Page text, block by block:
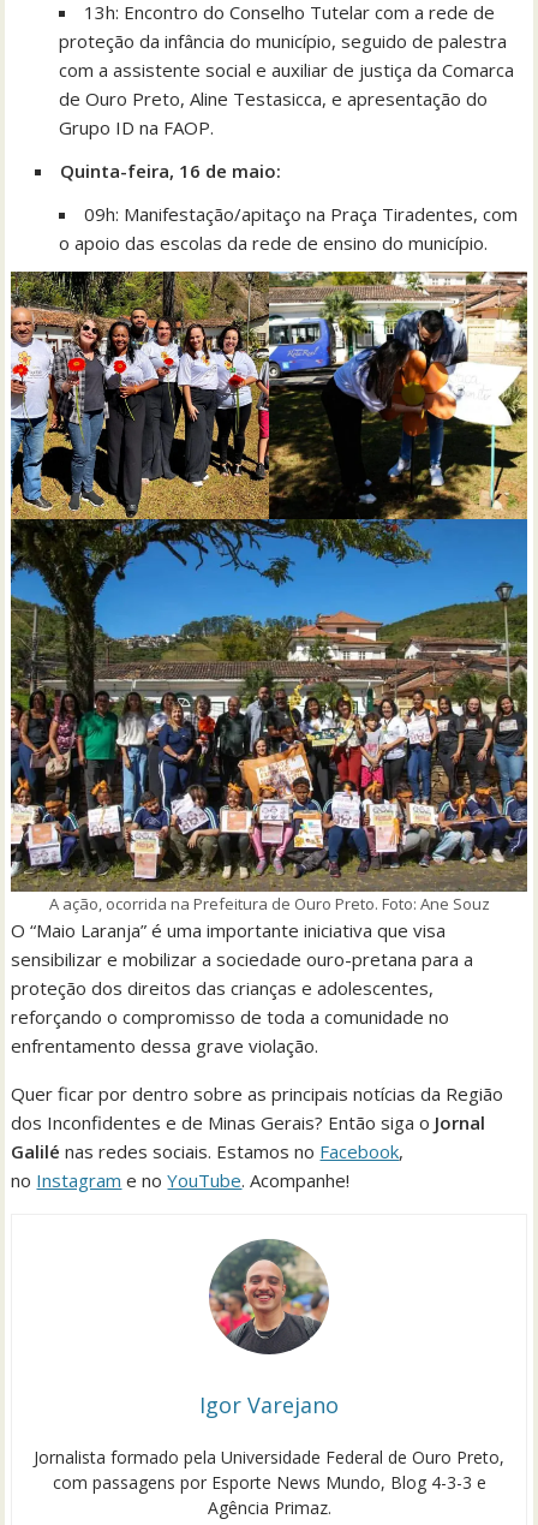
13h: Encontro do Conselho Tutelar com a rede de
proteção da infância do município, seguido de palestra
com a assistente social e auxiliar de justiça da Comarca
de Ouro Preto, Aline Testasicca, e apresentação do
Grupo ID na FAOP.
Quinta-feira, 16 de maio:
09h: Manifestação/apitaço na Praça Tiradentes, com
o apoio das escolas da rede de ensino do município.
A ação, ocorrida na Prefeitura de Ouro Preto. Foto: Ane Souz
O “Maio Laranja” é uma importante iniciativa que visa
sensibilizar e mobilizar a sociedade ouro-pretana para a
proteção dos direitos das crianças e adolescentes,
reforçando o compromisso de toda a comunidade no
enfrentamento dessa grave violação.
Quer ficar por dentro sobre as principais notícias da Região
dos Inconfidentes e de Minas Gerais? Então siga o Jornal
Galilé nas redes sociais. Estamos no Facebook,
no Instagram e noYouTube. Acompanhe!
Igor Varejano
Jornalista formado pela Universidade Federal de Ouro Preto,
com passagens por Esporte News Mundo, Blog 4-3-3 e
Agência Primaz.